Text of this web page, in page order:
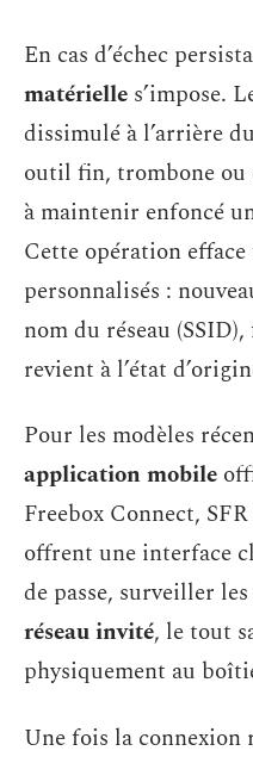
En cas d’échec
matérielle s’impose.
dissimulé à l’arrière
outil fin, trombone ou
à maintenir enfoncé
Cette opération efface
personnalisés :
nom du réseau
revient à l’état
Pour les modèles
application mobile
Freebox Connect,
offrent une interface
de passe, surveiller
réseau invité, le tout
physiquement au
Une fois la connexion